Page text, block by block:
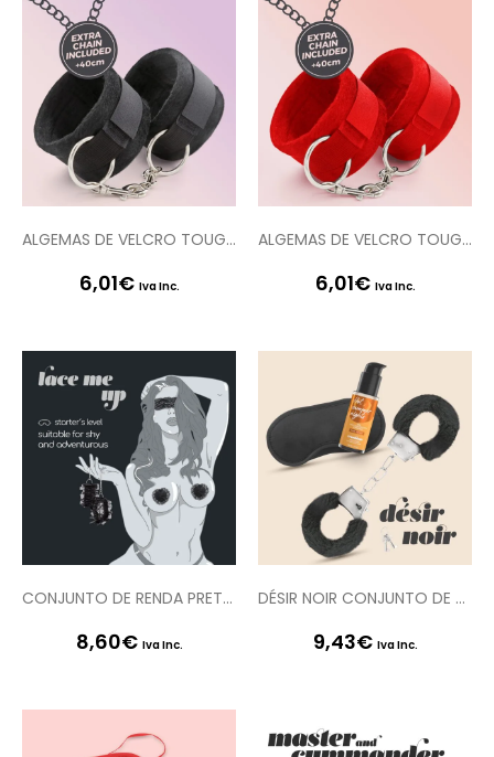
ALGEMAS DE VELCRO TOUGH LOVE COM CORRENTE DE 40CM EXTRA CRUSHIOUS PRETAS
6,01€ Iva Inc.
ALGEMAS DE VELCRO TOUGH LOVE COM CORRENTE DE 40CM EXTRA CRUSHIOUS VERMELHAS
6,01€ Iva Inc.
CONJUNTO DE RENDA PRETA LACE ME UP CRUSHIOUS
8,60€ Iva Inc.
DÉSIR NOIR CONJUNTO DE ALGEMAS + VENDA ACETINADA E LUBRIFICANTE COM EFEITO CALOR CRUSHIOUS
9,43€ Iva Inc.